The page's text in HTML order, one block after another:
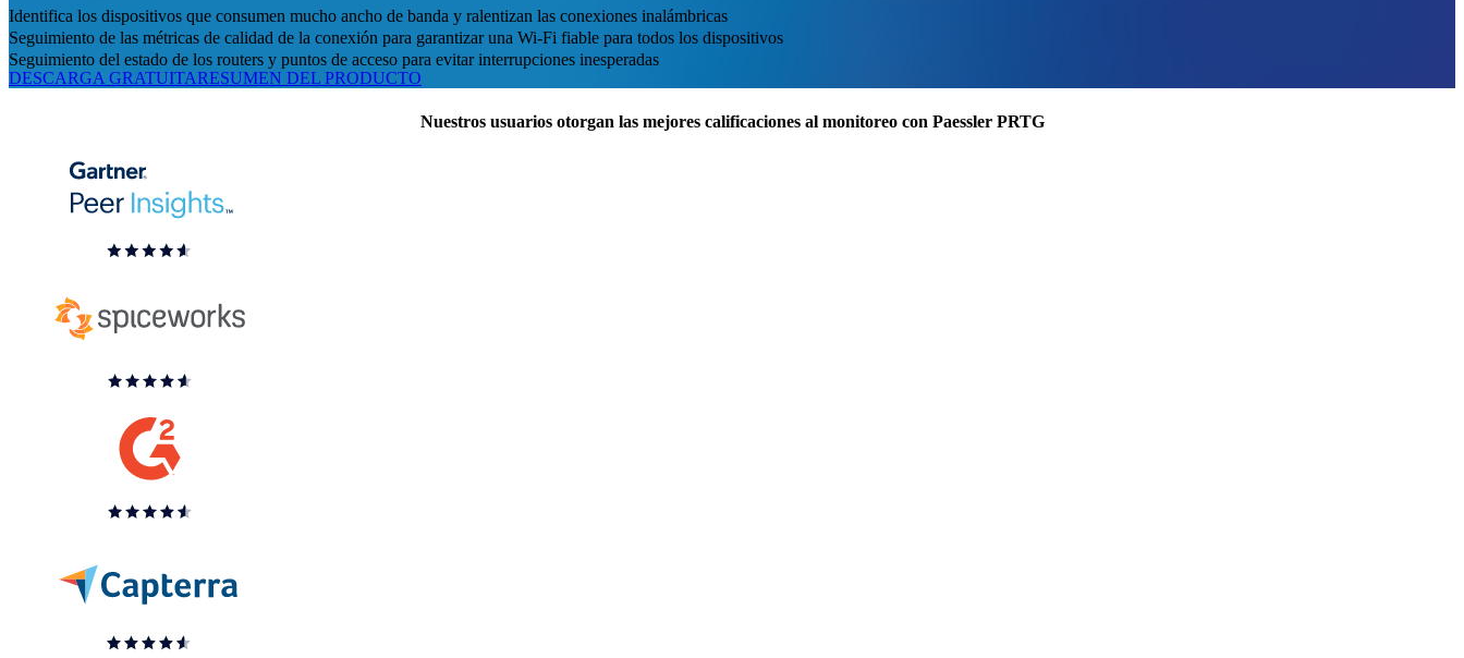
Identifica los dispositivos que consumen mucho ancho de banda y ralentizan las conexiones inalámbricas
Seguimiento de las métricas de calidad de la conexión para garantizar una Wi-Fi fiable para todos los dispositivos
Seguimiento del estado de los routers y puntos de acceso para evitar interrupciones inesperadas
DESCARGA GRATUITARESUMEN DEL PRODUCTO
Nuestros usuarios otorgan las mejores calificaciones al monitoreo con Paessler PRTG